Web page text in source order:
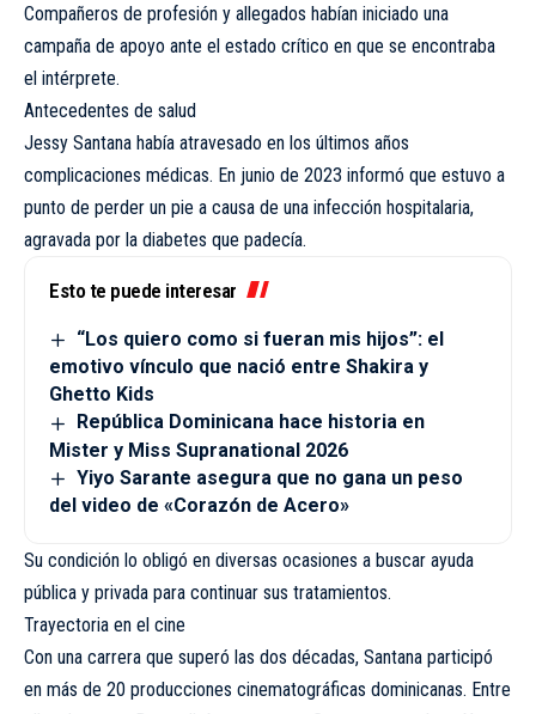
Compañeros de profesión y allegados habían iniciado una
campaña de apoyo ante el estado crítico en que se encontraba
el intérprete.
Antecedentes de salud
Jessy Santana había atravesado en los últimos años
complicaciones médicas. En junio de 2023 informó que estuvo a
punto de perder un pie a causa de una infección hospitalaria,
agravada por la diabetes que padecía.
Esto te puede interesar
“Los quiero como si fueran mis hijos”: el
emotivo vínculo que nació entre Shakira y
Ghetto Kids
República Dominicana hace historia en
Mister y Miss Supranational 2026
Yiyo Sarante asegura que no gana un peso
del video de «Corazón de Acero»
Su condición lo obligó en diversas ocasiones a buscar ayuda
pública y privada para continuar sus tratamientos.
Trayectoria en el cine
Con una carrera que superó las dos décadas, Santana participó
en más de 20 producciones cinematográficas dominicanas. Entre